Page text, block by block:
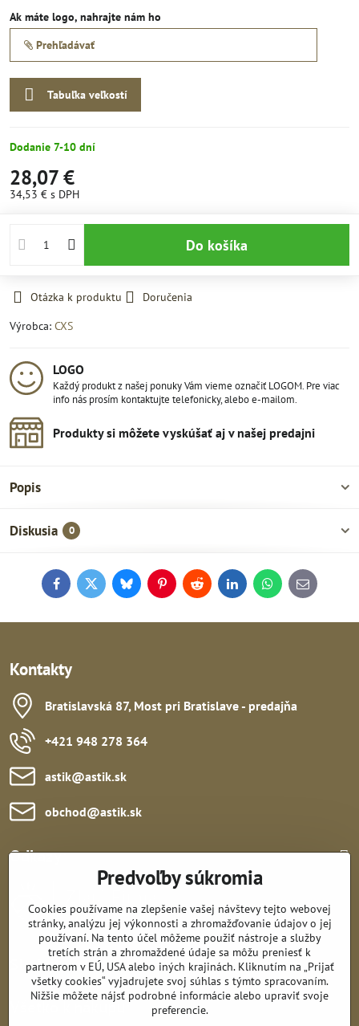
Ak máte logo, nahrajte nám ho
Prehľadávať
Tabuľka veľkostí
Dodanie 7-10 dní
28,07 €
34,53 € s DPH
Do košíka
Otázka k produktu
Doručenia
Výrobca: CXS
LOGO
Každý produkt z našej ponuky Vám vieme označiť LOGOM. Pre viac
info nás prosím kontaktujte telefonicky, alebo e-mailom.
Produkty si môžete vyskúšať aj v našej predajni
Popis
Diskusia 0
FacebookTwitterBlueskyPinterestReddit LinkedInWhatsApp
E-
mail
Kontakty
Bratislavská 87, Most pri Bratislave - predajňa
+421 948 278 364
astik​@astik​.sk
obchod​@astik​.sk
Odkazy:
Sledujte nás:
Všetko k nákupu:
Predvoľby súkromia
Cookies používame na zlepšenie vašej návštevy tejto webovej
stránky, analýzu jej výkonnosti a zhromažďovanie údajov o jej
používaní. Na tento účel môžeme použiť nástroje a služby
tretích strán a zhromaždené údaje sa môžu preniesť k
partnerom v EÚ, USA alebo iných krajinách. Kliknutím na „Prijať
všetky cookies“ vyjadrujete svoj súhlas s týmto spracovaním.
Nižšie môžete nájsť podrobné informácie alebo upraviť svoje
preferencie.